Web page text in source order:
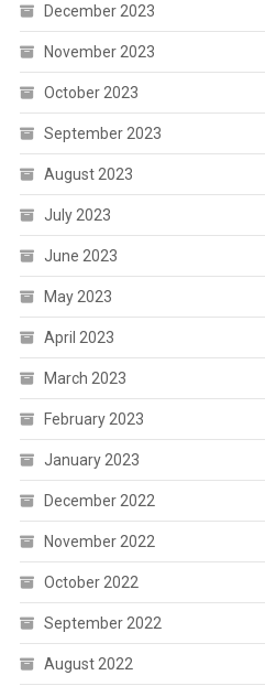
December 2023
November 2023
October 2023
September 2023
August 2023
July 2023
June 2023
May 2023
April 2023
March 2023
February 2023
January 2023
December 2022
November 2022
October 2022
September 2022
August 2022